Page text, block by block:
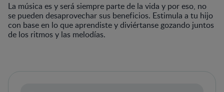
La música es y será siempre parte de la vida y por eso, no
se pueden desaprovechar sus beneficios. Estimula a tu hijo
con base en lo que aprendiste y diviértanse gozando juntos
de los ritmos y las melodías.